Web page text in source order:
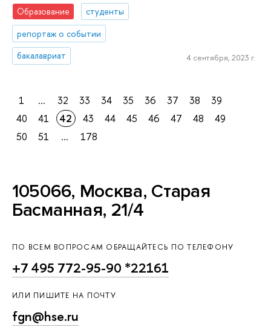
Образование
студенты
репортаж о событии
бакалавриат
4 сентября, 2023 г.
1 ... 32 33 34 35 36 37 38
39
40
41 42 43 44 45 46 47 48
49
50
51 ... 178
105066, Москва, Старая
Басманная, 21/4
ПО ВСЕМ ВОПРОСАМ ОБРАЩАЙТЕСЬ ПО ТЕЛЕФОНУ
+7 495 772-95-90 *22161
ИЛИ ПИШИТЕ НА ПОЧТУ
fgn@hse.ru